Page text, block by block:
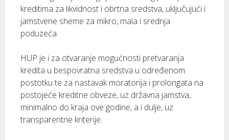
kreditima za likvidnost i obrtna sredstva, uključujući i
jamstvene sheme za mikro, mala i srednja
poduzeća.
HUP je i za otvaranje mogućnosti pretvaranja
kredita u bespovratna sredstva u određenom
postotku te za nastavak moratorija i prolongata na
postojeće kreditne obveze, uz državna jamstva,
minimalno do kraja ove godine, a i dulje, uz
transparentne kriterije.